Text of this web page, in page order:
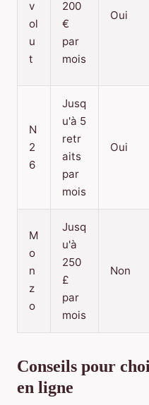
v
ol
u
t
200
€
par
mois
Oui
N
2
6
Jusq
u'à 5
retr
aits
par
mois
Oui
M
o
n
z
o
Jusq
u'à
250
£
par
mois
Non
Conseils pour
en ligne